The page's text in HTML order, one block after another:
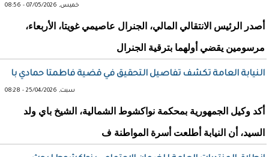
خميس, 07/05/2026 - 08:56
أصدر الرئيس الانتقالي المالي، الجنرال عاصيمي غويتا، الأربعاء،
مرسومين يقضي أولهما بترقية الجنرال
النيابة العامة تكشف تفاصيل التحقيق في قضية فاطمتا حمادي با
سبت, 25/04/2026 - 08:28
أكد وكيل الجمهورية بمحكمة نواكشوط الشمالية، الشيخ باي ولد
السيد، أن النيابة أطلعت أسرة المواطنة ف